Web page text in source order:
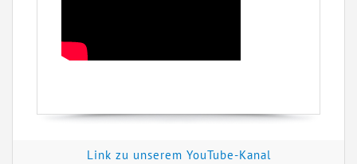
Link zu unserem YouTube-Kanal